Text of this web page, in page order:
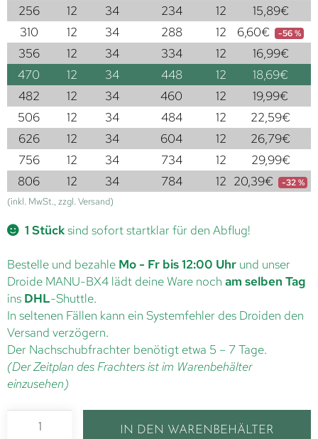
256
12 34 234 12 15,89€
310
12 34 288 12 6,60€ -56 %
356 12 34 334 12 16,99€
470
12 34 448 12 18,69€
482
12 34 460 12 19,99€
506
12 34 484 12 22,59€
626
12 34 604 12 26,79€
756
12 34 734 12 29,99€
806
12 34 784 12 20,39€ -32 %
(inkl. MwSt., zzgl. Versand)
1 Stücksind sofort startklar für den Abflug!
Bestelle und bezahle Mo - Fr bis 12:00 Uhr und unser
Droide MANU-BX4 lädt deine Ware noch am selben Tag
ins DHL-Shuttle.
In seltenen Fällen kann ein Systemfehler des Droiden den
Versand verzögern.
Der Nachschubfrachter benötigt etwa 5 – 7 Tage.
(Der Zeitplan des Frachters ist im Warenbehälter
einzusehen)
IN DEN WARENBEHÄLTER